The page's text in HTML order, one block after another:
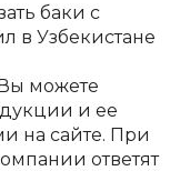
баки с
в Узбекистане
можете
и ее
на сайте. При
ответят